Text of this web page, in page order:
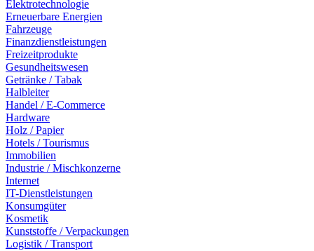
Elektrotechnologie
Erneuerbare Energien
Fahrzeuge
Finanzdienstleistungen
Freizeitprodukte
Gesundheitswesen
Getränke / Tabak
Halbleiter
Handel / E-Commerce
Hardware
Holz / Papier
Hotels / Tourismus
Immobilien
Industrie / Mischkonzerne
Internet
IT-Dienstleistungen
Konsumgüter
Kosmetik
Kunststoffe / Verpackungen
Logistik / Transport